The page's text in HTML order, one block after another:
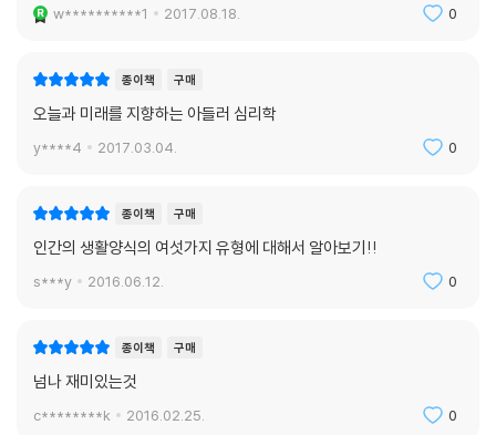
w**********1 2017.08.18. 0
종이책 구매
오늘과 미래를 지향하는 아들러 심리학
y****4 2017.03.04. 0
종이책 구매
인간의 생활양식의 여섯가지 유형에 대해서 알아보기!!
s***y 2016.06.12. 0
종이책 구매
넘나 재미있는것
c********k 2016.02.25. 0